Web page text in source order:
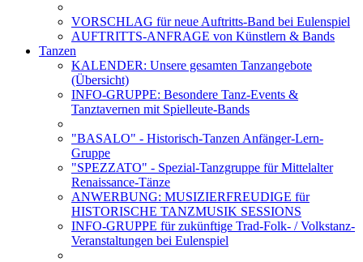
VORSCHLAG für neue Auftritts-Band bei Eulenspiel
AUFTRITTS-ANFRAGE von Künstlern & Bands
Tanzen
KALENDER: Unsere gesamten Tanzangebote
(Übersicht)
INFO-GRUPPE: Besondere Tanz-Events &
Tanztavernen mit Spielleute-Bands
"BASALO" - Historisch-Tanzen Anfänger-Lern-
Gruppe
"SPEZZATO" - Spezial-Tanzgruppe für Mittelalter
Renaissance-Tänze
ANWERBUNG: MUSIZIERFREUDIGE für
HISTORISCHE TANZMUSIK SESSIONS
INFO-GRUPPE für zukünftige Trad-Folk- / Volkstanz-
Veranstaltungen bei Eulenspiel